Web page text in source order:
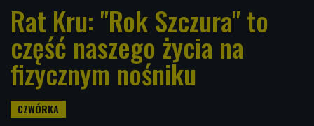
Rat Kru: "Rok Szczura" to
część naszego życia na
fizycznym nośniku